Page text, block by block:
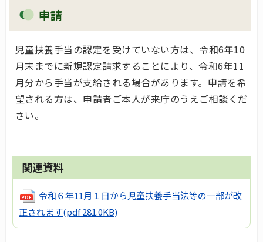
申請
児童扶養手当の認定を受けていない方は、令和6年10
月末までに新規認定請求することにより、令和6年11
月分から手当が支給される場合があります。申請を希
望される方は、申請者ご本人が来庁のうえご相談くだ
さい。
関連資料
令和６年11月１日から児童扶養手当法等の一部が改
正されます(pdf 281.0KB)